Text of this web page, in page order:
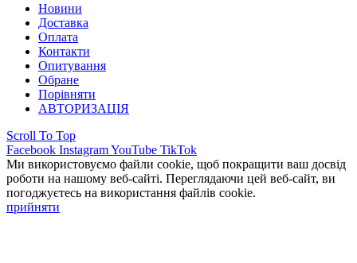
Новини
Доставка
Оплата
Контакти
Опитування
Обране
Порівняти
АВТОРИЗАЦІЯ
Scroll To Top
Facebook InstagramYouTube TikTok
Ми використовуємо файли cookie, щоб покращити ваш досвід
роботи на нашому веб-сайті. Переглядаючи цей веб-сайт, ви
погоджуєтесь на використання файлів cookie.
прийняти